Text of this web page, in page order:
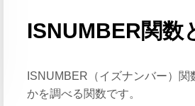
ISNUMBER関数
ISNUMBER（イズナンバー）
かを調べる関数です。